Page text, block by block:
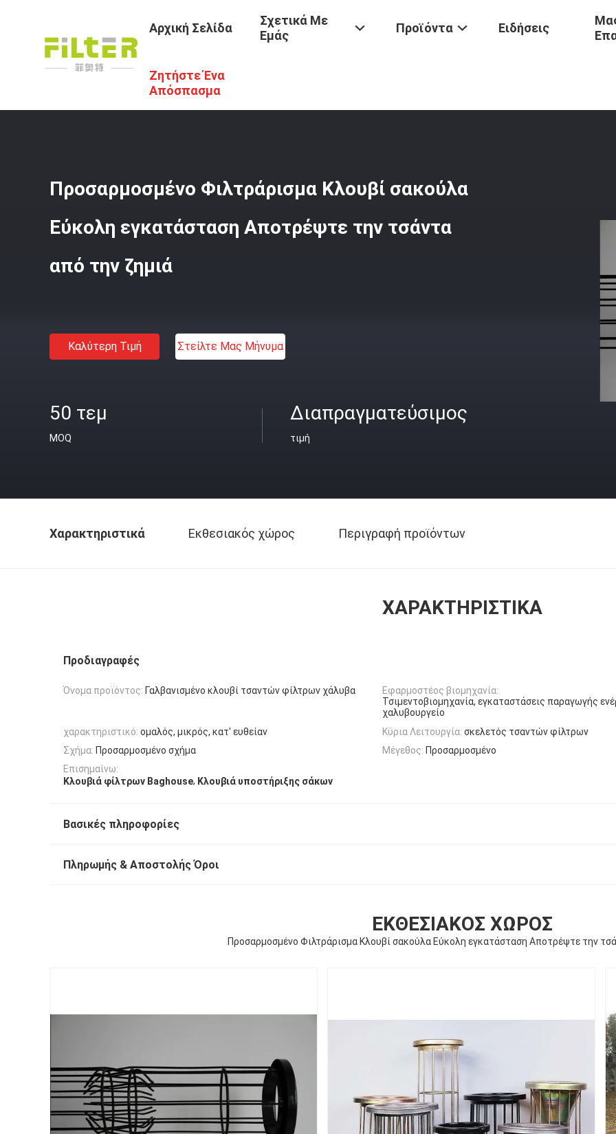
Αρχική Σελίδα
Σχετικά Με
Εμάς
Προϊόντα Ειδήσεις
Ζητήστε Ένα
Απόσπασμα
Αρχική Σελίδα Προϊόντα / Κλουβί Τσαντών Φίλτρων
Προσαρμοσμένο Φιλτράρισμα Κλουβί σακούλα
Εύκολη εγκατάσταση Αποτρέψτε την τσάντα
από την ζημιά
Καλύτερη Τιμή Στείλτε Μας Μήνυμα
50 τεμ
MOQ
Διαπραγματεύσιμος
τιμή
Χαρακτηριστικά Εκθεσιακός χώρος Περιγραφή προϊόντων
ΧΑΡΑΚΤΗΡΙΣΤΙΚΆ
Προδιαγραφές
Όνομα προϊόντος: Γαλβανισμένο κλουβί τσαντών φίλτρων χάλυβα
Εφαρμοστέος βιομηχανία:
Τσιμεντοβιομηχανία, εγκαταστάσεις παραγωγής
χαλυβουργείο
χαρακτηριστικό: ομαλός, μικρός, κατ' ευθείαν Κύρια Λειτουργία: σκελετός τσαντών φίλτρων
Σχήμα: Προσαρμοσμένο σχήμα Μέγεθος: Προσαρμοσμένο
Επισημαίνω:
Κλουβιά φίλτρων Baghouse, Κλουβιά υποστήριξης σάκων
Βασικές πληροφορίες
Πληρωμής & Αποστολής Όροι
ΕΚΘΕΣΙΑΚΌΣ ΧΏΡΟΣ
Προσαρμοσμένο Φιλτράρισμα Κλουβί σακούλα Εύκολη εγκατάσταση Αποτρέψτε την